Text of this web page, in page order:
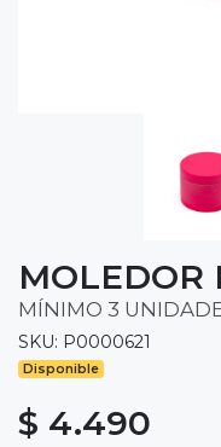
MOLEDOR
MÍNIMO 3
SKU: P0000621
Disponible
$ 4.490